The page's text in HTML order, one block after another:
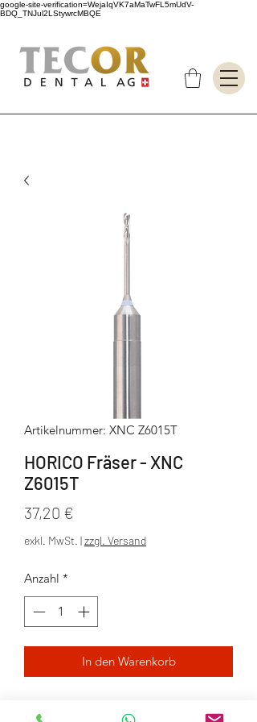
google-site-verification=WejaIqVK7aMaTwFL5mUdV-
BDQ_TNJul2LStywrcMBQE
Artikelnummer: XNC Z6015T
HORICO Fräser - XNC
Z6015T
37,20 €
exkl. MwSt. |zzgl. Versand
Anzahl *
In den Warenkorb